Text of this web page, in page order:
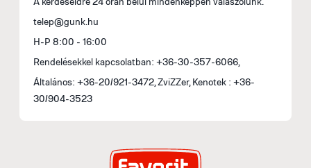
telep@gunk.hu
H-P 8:00 - 16:00
Rendelésekkel kapcsolatban: +36-30-357-6066,
Általános: +36-20/921-3472, ZviZZer, Kenotek : +36-
30/904-3523